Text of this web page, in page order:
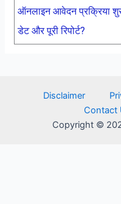
ऑनलाइन आवेदन प्रक्रिया
डेट और पूरी रिपोर्ट?
Disclaimer
Contact
Copyright ©